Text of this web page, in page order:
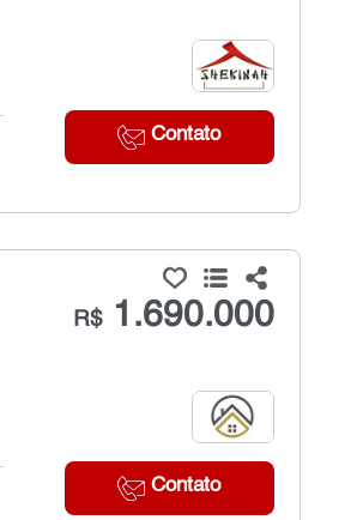
Contato
R$1.690.000
Contato